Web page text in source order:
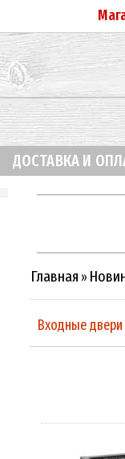
ДОСТАВКА И
Главная »
Входные